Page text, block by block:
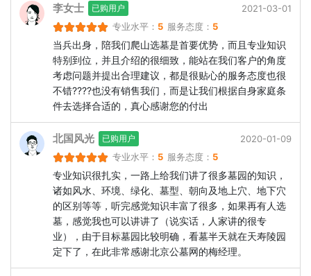
李女士 已购用户
2021-03-01
专业水平： 5 服务态度： 5
当兵出身，陪我们爬山选墓是首要优势，而且专业知识
特别到位，并且介绍的很细致，能站在我们客户的角度
考虑问题并提出合理建议，都是很贴心的服务态度也很
不错????也没有销售我们，而是让我们根据自身家庭条
件去选择合适的，真心感谢您的付出
北国风光 已购用户
2020-01-09
专业水平： 5 服务态度： 5
专业知识很扎实，一路上给我们讲了很多墓园的知识，
诸如风水、环境、绿化、墓型、朝向及地上穴、地下穴
的区别等等，听完感觉知识丰富了很多，如果再有人选
墓，感觉我也可以讲讲了（说实话，人家讲的很专
业），由于目标墓园比较明确，看墓半天就在天寿陵园
定下了，在此非常感谢北京公墓网的梅经理。